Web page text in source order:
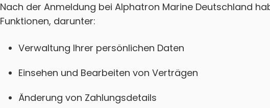
Nach der Anmeldung bei Alphatron Marine Deutschland
Funktionen, darunter:
Verwaltung Ihrer persönlichen Daten
Einsehen und Bearbeiten von Verträgen
Änderung von Zahlungsdetails